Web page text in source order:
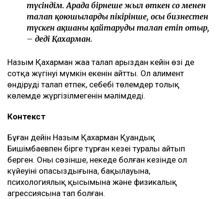
түсіндім. Арада бірнеше жыл өткен соң менен
талап қоюшылардың пікірінше, осы бизнестен
түскен ақшаны қайтаруды талап етіп отыр,
– деді Қахарман.
Назым Қахарман жаңа талап арыздан кейін өзі де
сотқа жүгінуі мүмкін екенін айтты. Ол алимент
өндіруді талап етпек, себебі төлемдер толық
көлемде жүргізілмегенін мәлімдеді.
Контекст
Бұған дейін Назым Қахарман Қуандық
Бишімбаевпен бірге тұрған кезеңі туралы айтып
берген. Оның сөзінше, некеде болған кезінде ол
күйеуінің опасыздығына, бақылауына,
психологиялық қысымына және физикалық
агрессиясына тап болған.